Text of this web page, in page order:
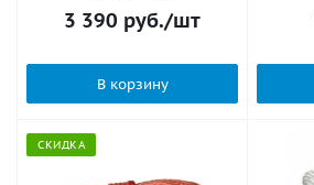
3 390 руб./шт
В корзину
СКИДКА